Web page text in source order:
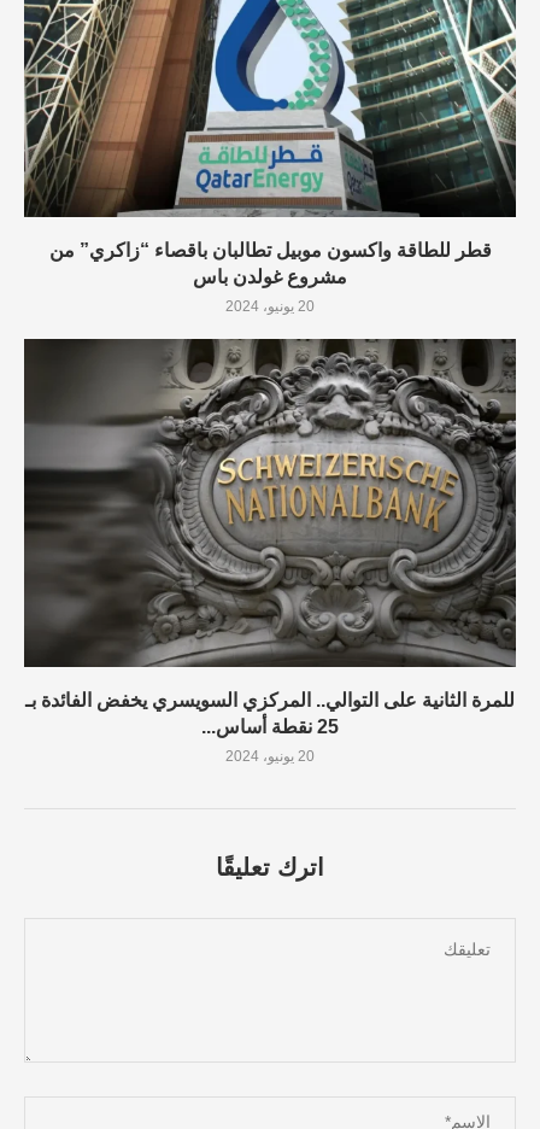
قطر للطاقة واكسون موبيل تطالبان باقصاء “زاكري” من
مشروع غولدن باس
20 يونيو، 2024
للمرة الثانية على التوالي.. المركزي السويسري يخفض الفائدة بـ
25 نقطة أساس...
20 يونيو، 2024
اترك تعليقًا